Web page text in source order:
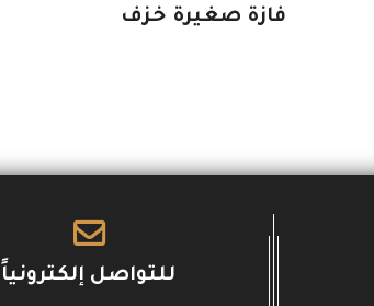
فازة صغيرة خزف
للتواصل إلكترونياً